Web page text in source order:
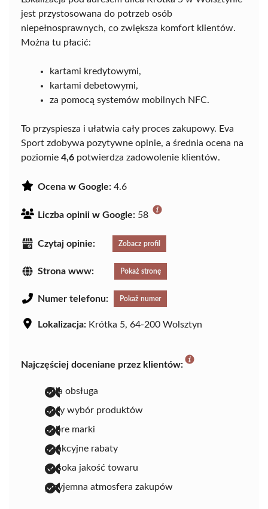
jest przystosowana do potrzeb osób
niepełnosprawnych, co zwiększa komfort klientów.
Można tu płacić:
kartami kredytowymi,
kartami debetowymi,
za pomocą systemów mobilnych NFC.
To przyspiesza i ułatwia cały proces zakupowy. Eva
Sport zdobywa pozytywne opinie, a średnia ocena na
poziomie 4,6 potwierdza zadowolenie klientów.
Ocena w Google: 4.6
Liczba opinii w Google: 58
Czytaj opinie: Zobacz profil
Strona www: Pokaż stronę
Numer telefonu: Pokaż numer
Lokalizacja: Krótka 5, 64-200 Wolsztyn
Najczęściej doceniane przez klientów:
miła obsługa
duży wybór produktów
dobre marki
atrakcyjne rabaty
wysoka jakość towaru
przyjemna atmosfera zakupów